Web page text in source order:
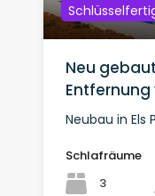
Neu
Entfernung
Neubau in Els
Schlafräume
3